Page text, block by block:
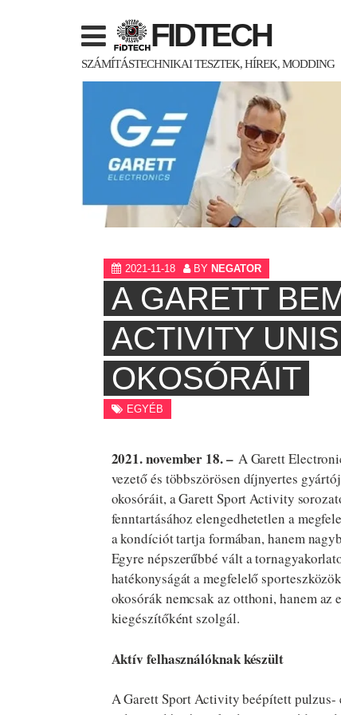
FIDTECH
SZÁMÍTÁSTECHNIKAI TESZTEK, HÍREK, MODDING
2021-11-18 BY NEGATOR
A GARETT
ACTIVITY
OKOSÓRÁIT
EGYÉB
2021. november 18. –A Garett
vezető és többszörösen díjnyertes
okosóráit, a Garett Sport Activity
fenntartásához elengedhetetlen a
a kondíciót tartja formában, hanem
Egyre népszerűbbé vált a
hatékonyságát a megfelelő
okosórák nemcsak az otthoni, hanem az
kiegészítőként szolgál.
Aktív felhasználóknak készült
A Garett Sport Activity beépített